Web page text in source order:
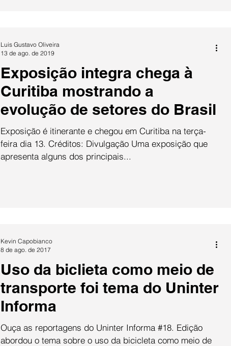
Exposição integra chega à
Curitiba mostrando a
evolução de setores do Brasil
Exposição é itinerante e chegou em Curitiba na terça-
feira dia 13. Créditos: Divulgação Uma exposição que
apresenta alguns dos principais...
Luis Gustavo Oliveira
13 de ago. de 2019
Uso da biclieta como meio de
transporte foi tema do Uninter
Informa
Ouça as reportagens do Uninter Informa #18. Edição
abordou o tema sobre o uso da bicicleta como meio de
Kevin Capobianco
8 de ago. de 2017